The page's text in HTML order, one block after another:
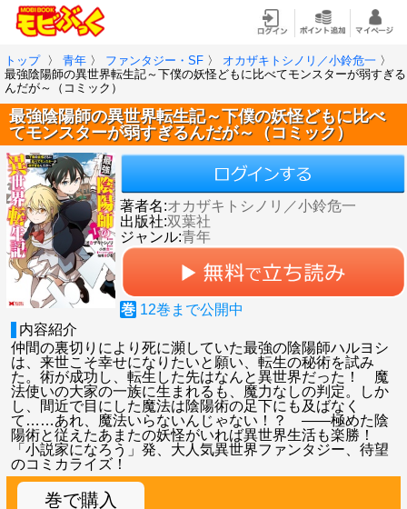
トップ 〉 青年 〉 ファンタジー・SF 〉 オカザキトシノリ／小鈴危一 〉
最強陰陽師の異世界転生記～下僕の妖怪どもに比べてモンスターが弱すぎる
んだが～（コミック）
最強陰陽師の異世界転生記～下僕の妖怪どもに比べ
てモンスターが弱すぎるんだが～（コミック）
著者名:オカザキトシノリ／小鈴危一
出版社:双葉社
ジャンル:青年
巻 12巻まで公開中
内容紹介
仲間の裏切りにより死に瀕していた最強の陰陽師ハルヨシ
は、来世こそ幸せになりたいと願い、転生の秘術を試み
た。術が成功し、転生した先はなんと異世界だった！ 魔
法使いの大家の一族に生まれるも、魔力なしの判定。しか
し、間近で目にした魔法は陰陽術の足下にも及ばなく
て……あれ、魔法いらないんじゃない！？ ――極めた陰
陽術と従えたあまたの妖怪がいれば異世界生活も楽勝！
「小説家になろう」発、大人気異世界ファンタジー、待望
のコミカライズ！
巻で購入